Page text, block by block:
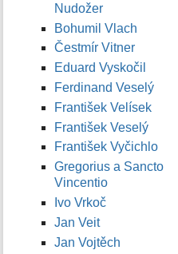
Nudožer
Bohumil Vlach
Čestmír Vitner
Eduard Vyskočil
Ferdinand Veselý
František Velísek
František Veselý
František Vyčichlo
Gregorius a Sancto
Vincentio
Ivo Vrkoč
Jan Veit
Jan Vojtěch